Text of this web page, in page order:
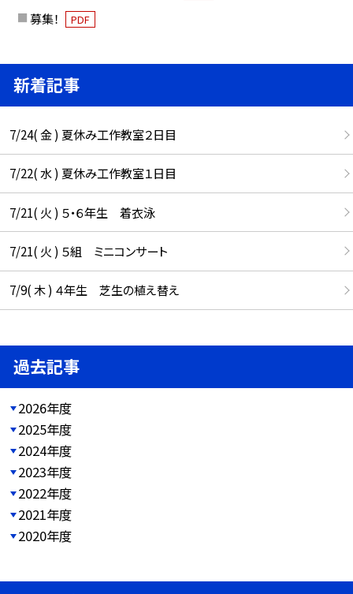
募集！ PDF
新着記事
7/24( 金 ) 夏休み工作教室２日目
7/22( 水 ) 夏休み工作教室１日目
7/21( 火 ) ５・６年生 着衣泳
7/21( 火 ) ５組 ミニコンサート
7/9( 木 ) ４年生 芝生の植え替え
過去記事
2026年度
2025年度
2024年度
2023年度
2022年度
2021年度
2020年度